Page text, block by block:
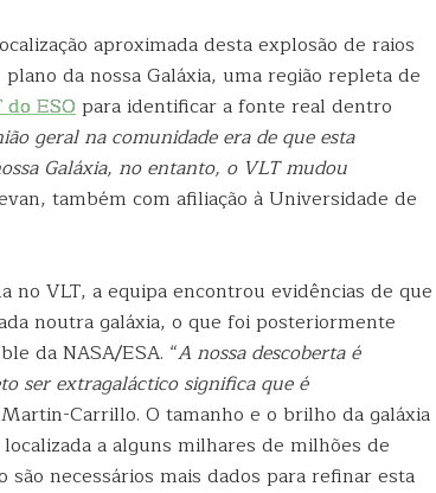
aproximada desta explosão de raios
da nossa Galáxia, uma região repleta de
do ESOpara identificar a fonte real dentro
geral na comunidade era de que esta
Galáxia, no entanto, o VLT mudou
também com afiliação à Universidade de
no VLT, a equipa encontrou evidências de que
noutra galáxia, o que foi posteriormente
da NASA/ESA. “A nossa descoberta é
ser extragaláctico significa que é
Carrillo. O tamanho e o brilho da galáxia
a alguns milhares de milhões de
necessários mais dados para refinar esta